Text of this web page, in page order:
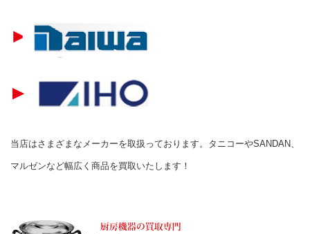
当店はさまざまなメーカーを取扱っております。タニコーやSANDAN、
マルゼンなど幅広く商品を買取いたします！